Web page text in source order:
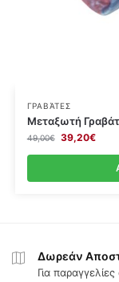
ΓΡΑΒΆΤΕΣ
Μεταξωτή
49,00€ 39,20€
Δωρεάν
Για